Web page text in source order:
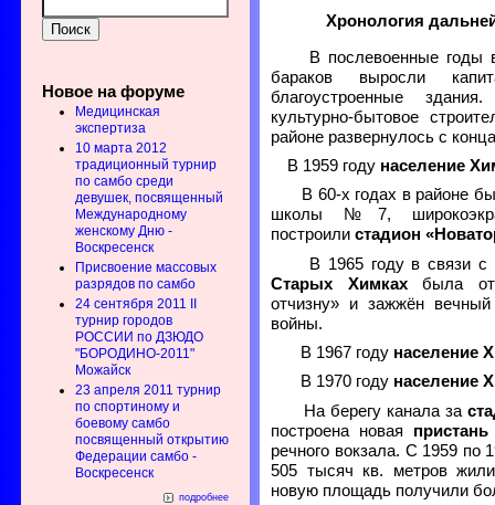
Новое на форуме
Медицинская
экспертиза
10 марта 2012
традиционный турнир
по самбо среди
девушек, посвященный
Международному
женскому Дню -
Воскресенск
Присвоение массовых
разрядов по самбо
24 сентября 2011 II
турнир городов
РОССИИ по ДЗЮДО
"БОРОДИНО-2011"
Можайск
23 апреля 2011 турнир
по спортиному и
боевому самбо
посвященный открытию
Федерации самбо -
Воскресенск
подробнее
Хронология
В послевоенные годы
бараков выросли
благоустроенные
культурно-бытовое
районе развернулось с
В 1959 году население
В 60-х годах в районе
школы №7,
построилистадион
В 1965 году в связи с
Старых Химкахбыла
отчизну» и зажжён
войны.
В 1967 году население
В 1970 году население
На берегу канала за
построена новая
речного вокзала. С 1959 по
505 тысяч кв. метров
новую площадь получили